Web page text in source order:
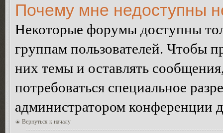
Почему мне недоступны
Некоторые форумы доступны
группам пользователей. Чтобы
них темы и оставлять
потребоваться специальное
администратором конференции
Вернуться к началу